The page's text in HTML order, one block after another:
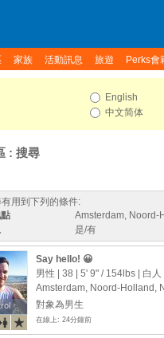
家族 活動訊息 旅遊 Perks會
English
中文简体
: 搜尋
用到下列的條件:
Amsterdam, Noord-
是/有
Say hello! 😀
男性 | 38 | 5' 9" / 154lbs | 白人
Amsterdam, Noord-Holland,
對象為男生
在線上: 24分鐘前